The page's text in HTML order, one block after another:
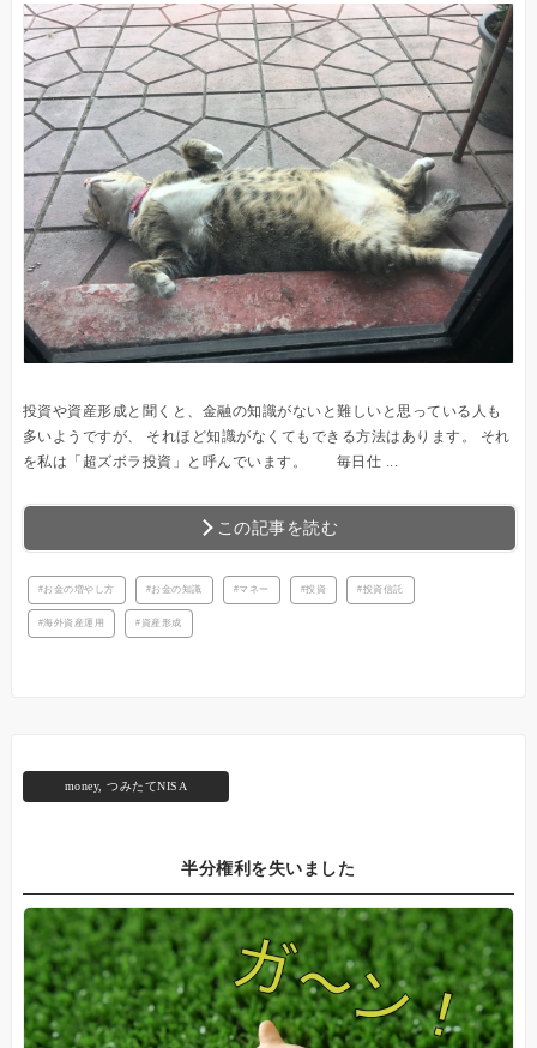
投資や資産形成と聞くと、金融の知識がないと難しいと思っている人も
多いようですが、 それほど知識がなくてもできる方法はあります。 それ
を私は「超ズボラ投資」と呼んでいます。 毎日仕 ...
この記事を読む
お金の増やし方 お金の知識 マネー 投資 投資信託
海外資産運用 資産形成
money,つみたてNISA
半分権利を失いました